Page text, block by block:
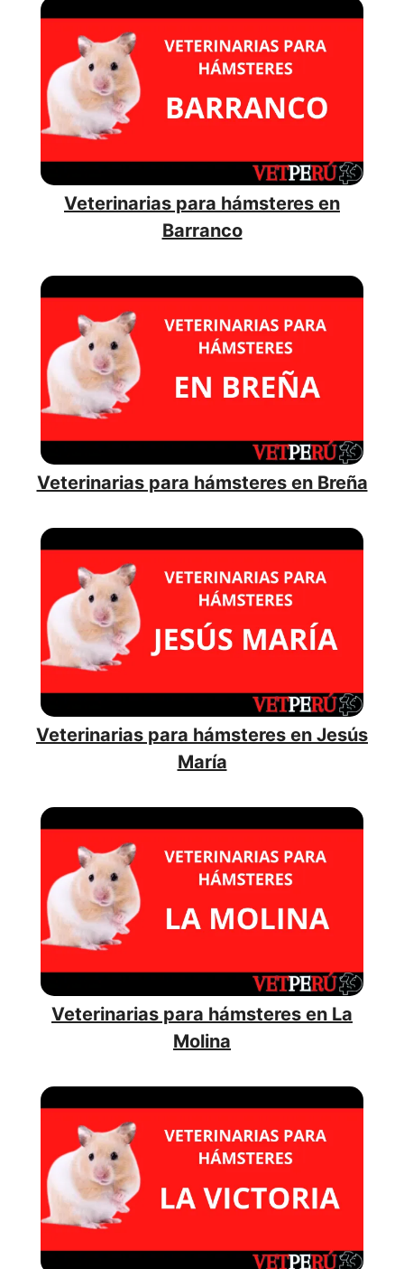
Veterinarias para hámsteres en
Barranco
Veterinarias para hámsteres en Breña
Veterinarias para hámsteres en Jesús
María
Veterinarias para hámsteres en La
Molina